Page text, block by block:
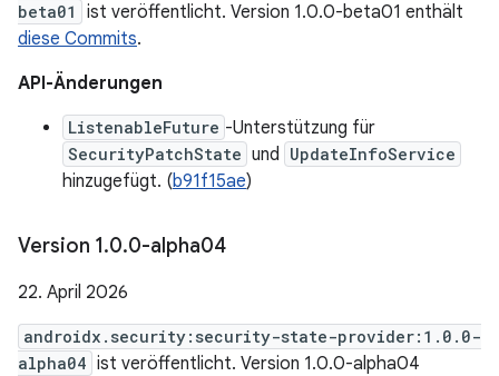
beta01
ist veröffentlicht. Version 1.0.0-beta01 enthält
diese Commits.
API-Änderungen
ListenableFuture -Unterstützung für
SecurityPatchState und UpdateInfoService
hinzugefügt. (b91f15ae)
Version 1.0.0-alpha04
22. April 2026
androidx.security:security-state-provider:1.0.0-
alpha04 ist veröffentlicht. Version 1.0.0-alpha04